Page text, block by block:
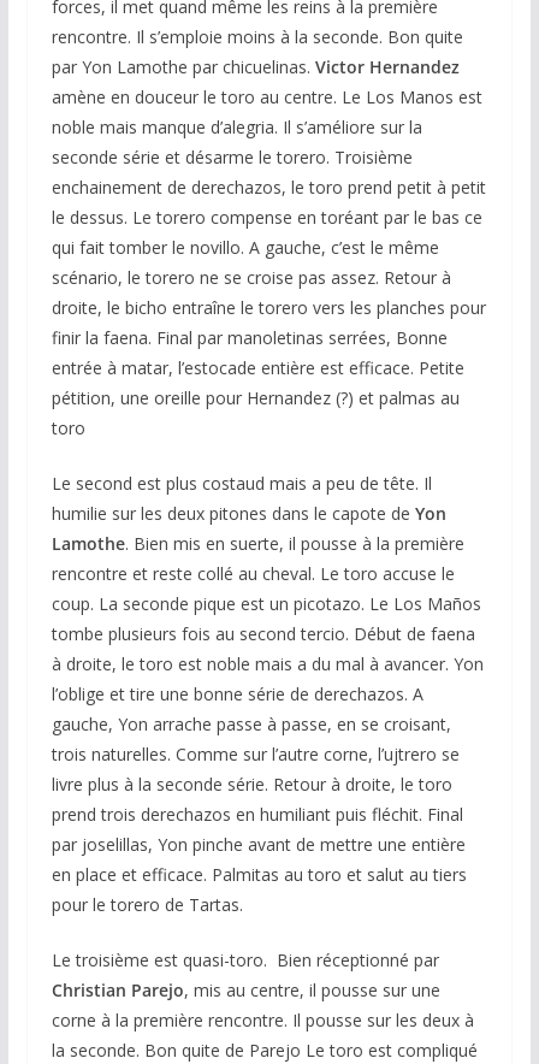
forces, il met quand même les reins à la première
rencontre. Il s’emploie moins à la seconde. Bon quite
par Yon Lamothe par chicuelinas. Victor Hernandez
amène en douceur le toro au centre. Le Los Manos est
noble mais manque d’alegria. Il s’améliore sur la
seconde série et désarme le torero. Troisième
enchainement de derechazos, le toro prend petit à petit
le dessus. Le torero compense en toréant par le bas ce
qui fait tomber le novillo. A gauche, c’est le même
scénario, le torero ne se croise pas assez. Retour à
droite, le bicho entraîne le torero vers les planches pour
finir la faena. Final par manoletinas serrées, Bonne
entrée à matar, l’estocade entière est efficace. Petite
pétition, une oreille pour Hernandez (?) et palmas au
toro
Le second est plus costaud mais a peu de tête. Il
humilie sur les deux pitones dans le capote de Yon
Lamothe. Bien mis en suerte, il pousse à la première
rencontre et reste collé au cheval. Le toro accuse le
coup. La seconde pique est un picotazo. Le Los Maños
tombe plusieurs fois au second tercio. Début de faena
à droite, le toro est noble mais a du mal à avancer. Yon
l’oblige et tire une bonne série de derechazos. A
gauche, Yon arrache passe à passe, en se croisant,
trois naturelles. Comme sur l’autre corne, l’ujtrero se
livre plus à la seconde série. Retour à droite, le toro
prend trois derechazos en humiliant puis fléchit. Final
par joselillas, Yon pinche avant de mettre une entière
en place et efficace. Palmitas au toro et salut au tiers
pour le torero de Tartas.
Le troisième est quasi-toro. Bien réceptionné par
Christian Parejo, mis au centre, il pousse sur une
corne à la première rencontre. Il pousse sur les deux à
la seconde. Bon quite de Parejo Le toro est compliqué